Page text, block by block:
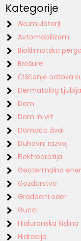
Kategorije
Akumulatorji
Avtomobilizem
Bioklimatska
Brošure
Čiščenje odtoka
Dermatolog
Dom
Dom in vrt
Domača žival
Duhovni razvoj
Elektroerozija
Geotermalna
Gozdarstvo
Gradbeni oder
Gucci
Hialuronska kislina
Hidracija